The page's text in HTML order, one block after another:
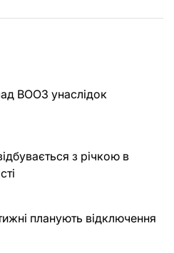
ВООЗ унаслідок
з річкою в
планують відключення